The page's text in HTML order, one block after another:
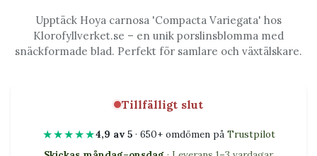
Upptäck Hoya carnosa 'Compacta Variegata' hos
Klorofyllverket.se – en unik porslinsblomma med
snäckformade blad. Perfekt för samlare och växtälskare.
Tillfälligt slut
★★★★★4,9 av 5· 650+ omdömen på Trustpilot